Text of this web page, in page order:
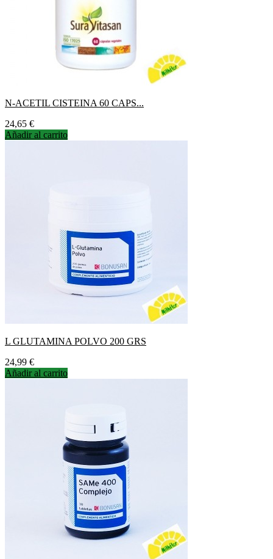
N-ACETIL CISTEINA 60 CAPS...
Precio
24,65 €
Añadir al carrito
L GLUTAMINA POLVO 200 GRS
Precio
24,99 €
Añadir al carrito